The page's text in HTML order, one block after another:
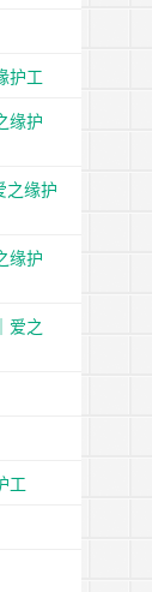
护工
缘护
之缘护
缘护
爱之
工